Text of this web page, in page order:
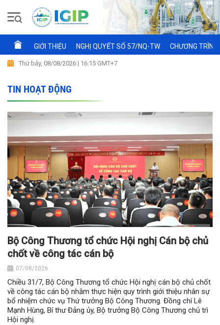
GIỚI THIỆU NGHỊ QUYẾT SỐ 57/NQ-TW CHƯƠNG
Thứ bảy, 08/08/2026 | 16:15 GMT+7
TIN HOẠT ĐỘNG
Bộ Công Thương tổ chức Hội nghị Cán bộ chủ
chốt về công tác cán bộ
07/08/2026
Chiều 31/7, Bộ Công Thương tổ chức Hội nghị cán bộ chủ chốt
về công tác cán bộ nhằm thực hiện quy trình giới thiệu nhân sự
bổ nhiệm chức vụ Thứ trưởng Bộ Công Thương. Đồng chí Lê
Mạnh Hùng, Bí thư Đảng ủy, Bộ trưởng Bộ Công Thương chủ trì
Hội nghị.